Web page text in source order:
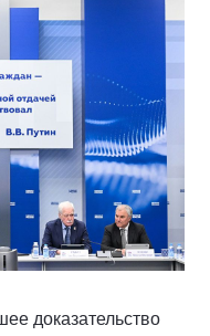
доказательство